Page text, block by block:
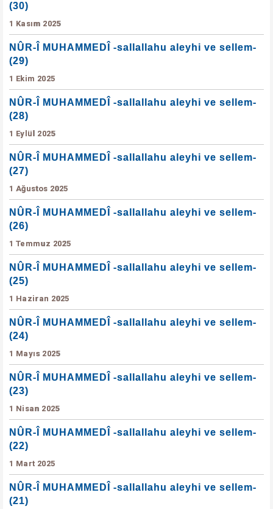
(30)
1 Kasım 2025
NÛR-Î MUHAMMEDÎ -sallallahu aleyhi ve sellem-
(29)
1 Ekim 2025
NÛR-Î MUHAMMEDÎ -sallallahu aleyhi ve sellem-
(28)
1 Eylül 2025
NÛR-Î MUHAMMEDÎ -sallallahu aleyhi ve sellem-
(27)
1 Ağustos 2025
NÛR-Î MUHAMMEDÎ -sallallahu aleyhi ve sellem-
(26)
1 Temmuz 2025
NÛR-Î MUHAMMEDÎ -sallallahu aleyhi ve sellem-
(25)
1 Haziran 2025
NÛR-Î MUHAMMEDÎ -sallallahu aleyhi ve sellem-
(24)
1 Mayıs 2025
NÛR-Î MUHAMMEDÎ -sallallahu aleyhi ve sellem-
(23)
1 Nisan 2025
NÛR-Î MUHAMMEDÎ -sallallahu aleyhi ve sellem-
(22)
1 Mart 2025
NÛR-Î MUHAMMEDÎ -sallallahu aleyhi ve sellem-
(21)